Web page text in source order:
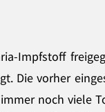
Impfstoff
Die vorher
noch viele